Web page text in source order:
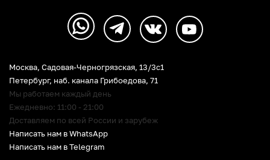
Москва, Садовая-Черногрязская, 13/3c1
Петербург, наб. канала Грибоедова, 71
Мы работаем каждый день
Ежедневно: 11:00 - 21:00
Доставляем по всей России и зарубеж
Написать нам в WhatsApp
Написать нам в Telegram